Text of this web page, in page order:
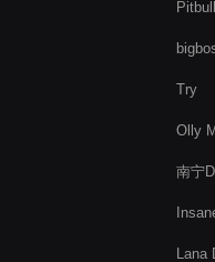
Try
Olly
南宁
Lana